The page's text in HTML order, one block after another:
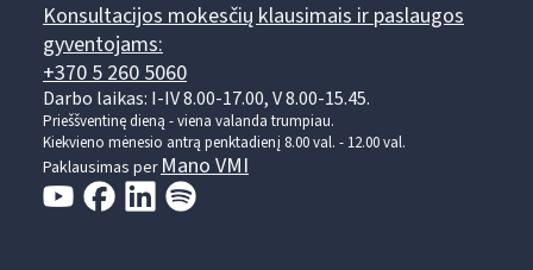
Konsultacijos mokesčių klausimais ir paslaugos
gyventojams:
+370 5 260 5060
Darbo laikas: I-IV 8.00-17.00, V 8.00-15.45.
Prieššventinę dieną - viena valanda trumpiau.
Kiekvieno mėnesio antrą penktadienį 8.00 val. - 12.00 val.
Paklausimas perMano VMI